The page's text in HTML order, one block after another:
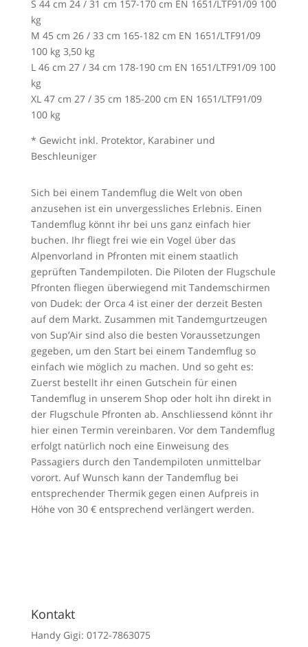
S 44 cm 24 / 31 cm 157-170 cm EN 1651/LTF91/09 100
kg
M 45 cm 26 / 33 cm 165-182 cm EN 1651/LTF91/09
100 kg 3,50 kg
L 46 cm 27 / 34 cm 178-190 cm EN 1651/LTF91/09 100
kg
XL 47 cm 27 / 35 cm 185-200 cm EN 1651/LTF91/09
100 kg
* Gewicht inkl. Protektor, Karabiner und
Beschleuniger
Sich bei einem Tandemflug die Welt von oben
anzusehen ist ein unvergessliches Erlebnis. Einen
Tandemflug könnt ihr bei uns ganz einfach hier
buchen. Ihr fliegt frei wie ein Vogel über das
Alpenvorland in Pfronten mit einem staatlich
geprüften Tandempiloten. Die Piloten der Flugschule
Pfronten fliegen überwiegend mit Tandemschirmen
von Dudek: der Orca 4 ist einer der derzeit Besten
auf dem Markt. Zusammen mit Tandemgurtzeugen
von Sup’Air sind also die besten Voraussetzungen
gegeben, um den Start bei einem Tandemflug so
einfach wie möglich zu machen. Und so geht es:
Zuerst bestellt ihr einen Gutschein für einen
Tandemflug in unserem Shop oder holt ihn direkt in
der Flugschule Pfronten ab. Anschliessend könnt ihr
hier einen Termin vereinbaren. Vor dem Tandemflug
erfolgt natürlich noch eine Einweisung des
Passagiers durch den Tandempiloten unmittelbar
vorort. Auf Wunsch kann der Tandemflug bei
entsprechender Thermik gegen einen Aufpreis in
Höhe von 30 € entsprechend verlängert werden.
Kontakt
Handy Gigi: 0172-7863075